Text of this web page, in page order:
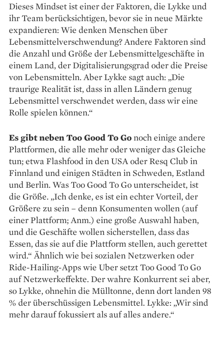
Dieses Mindset ist einer der Faktoren, die Lykke und
ihr Team berücksichtigen, bevor sie in neue Märkte
expandieren: Wie denken Menschen über
Lebensmittelverschwendung? Andere Faktoren sind
die Anzahl und Größe der Lebensmittelgeschäfte in
einem Land, der Digitalisierungsgrad oder die Preise
von Lebens­mitteln. Aber Lykke sagt auch: „Die
traurige Realität ist, dass in allen Ländern genug
Lebensmittel verschwendet werden, dass wir eine
Rolle spielen können.“
Es gibt neben Too Good To Gonoch einige andere
Plattformen, die alle mehr oder ­weniger das Gleiche
tun; etwa Flashfood in den USA oder Resq Club in
Finnland und einigen Städten in Schweden, Estland
und Berlin. Was Too Good To Go unterscheidet, ist
die Größe. „Ich denke, es ist ein echter Vorteil, der
Größere zu sein – denn Konsumenten wollen (auf
einer Plattform; Anm.) eine große Auswahl haben,
und die Geschäfte wollen sicherstellen, dass das
Essen, das sie auf die Plattform stellen, auch gerettet
wird.“ Ähnlich wie bei sozialen Netzwerken oder
Ride-Hailing-Apps wie Uber setzt Too Good To Go
auf Netzwerkeffekte. Der wahre Konkurrent sei aber,
so Lykke, ohnehin die Mülltonne, denn dort ­landen 98
% der überschüssigen Lebensmittel. Lykke: „Wir sind
mehr darauf fokussiert als auf alles andere.“